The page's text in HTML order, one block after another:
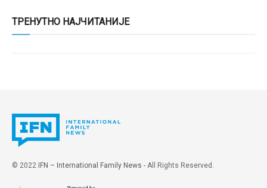
ТРЕНУТНО НАЈЧИТАНИЈЕ
© 2022 IFN – International Family News - All Rights Reserved.